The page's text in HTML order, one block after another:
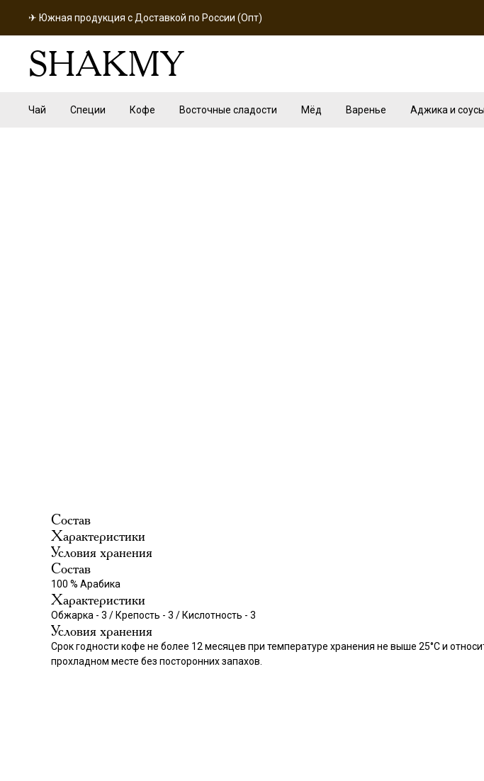
✈ Южная продукция с Доставкой по России (Опт)
SHAKMY
Чай Специи Кофе Восточные сладости Мёд Варенье Аджика и соусы
Состав
Характеристики
Условия хранения
Состав
100 % Арабика
Характеристики
Обжарка - 3 / Крепость - 3 / Кислотность - 3
Условия хранения
Срок годности кофе не более 12 месяцев при температуре хранения не выше 25°С и
прохладном месте без посторонних запахов.